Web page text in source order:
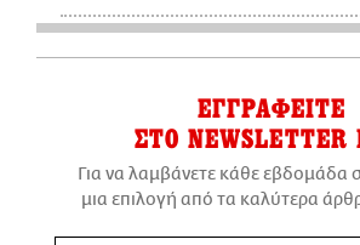
ΕΓΓΡΑΦΕΙΤΕ
ΣΤΟ
Για να λαμβάνετε κάθε εβδομάδα
μια επιλογή από τα καλύτερα